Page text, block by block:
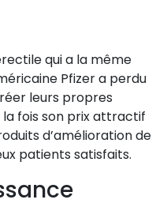
qui a la même
Pfizer a perdu
leurs propres
la fois son prix attractif
d’amélioration de
patients satisfaits.